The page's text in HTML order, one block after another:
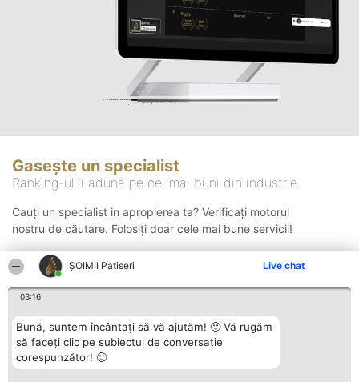
ȘOIMII Patiseri Live chat
03:16
Bună, suntem încântați să vă ajutăm! 🙂 Vă rugăm
să faceți clic pe subiectul de conversație
corespunzător! 🙂
Gasește un specialist
Ranking-ul îi adună pe cei mai buni din industrie
Cauți un specialist in apropierea ta? Verificați motorul
nostru de căutare. Folosiți doar cele mai bune servicii!